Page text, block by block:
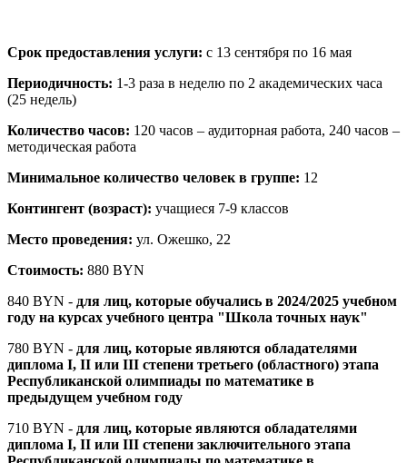
Срок предоставления услуги: с 13 сентября по 16 мая
Периодичность: 1-3 раза в неделю по 2 академических часа
(25 недель)
Количество часов: 120 часов – аудиторная работа, 240 часов –
методическая работа
Минимальное количество человек в группе: 12
Контингент (возраст): учащиеся 7-9 классов
Место проведения: ул. Ожешко, 22
Стоимость: 880 BYN
840 BYN - для лиц, которые обучались в 2024/2025 учебном
году на курсах учебного центра "Школа точных наук"
780 BYN - для лиц, которые являются обладателями
диплома I, II или III степени третьего (областного) этапа
Республиканской олимпиады по математике в
предыдущем учебном году
710 BYN - для лиц, которые являются обладателями
диплома I, II или III степени заключительного этапа